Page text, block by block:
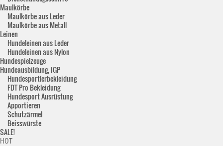
Maulkörbe
Maulkörbe aus Leder
Maulkörbe aus Metall
Leinen
Hundeleinen aus Leder
Hundeleinen aus Nylon
Hundespielzeuge
Hundeausbildung, IGP
Hundesportlerbekleidung
FDT Pro Bekleidung
Hundesport Ausrüstung
Apportieren
Schutzärmel
Beisswürste
SALE!
HOT